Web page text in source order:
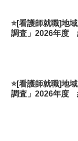
⭐[看護師就職]地
調査」2026年度
⭐[看護師就職]地
調査」2026年度